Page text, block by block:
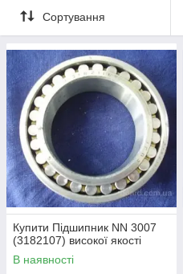
Сортування
Купити Підшипник NN 3007
(3182107) високої якості
В наявності